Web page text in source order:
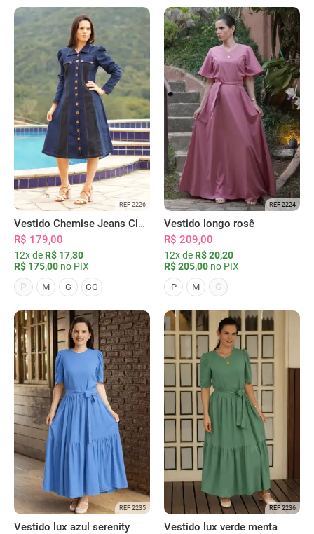
REF 2226
Vestido Chemise Jeans Clássica Serena
R$ 179,00
12x de R$ 17,30
R$ 175,00 no PIX
P
M G GG
REF 2224
Vestido longo rosê
R$ 209,00
12x de R$ 20,20
R$ 205,00 no PIX
P M G
REF 2235
Vestido lux azul serenity
REF 2236
Vestido lux verde menta